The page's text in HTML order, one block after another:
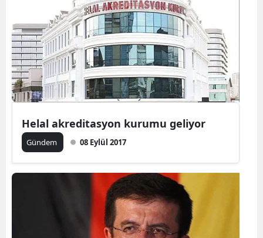
Helal akreditasyon kurumu geliyor
Gündem 08 Eylül 2017